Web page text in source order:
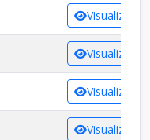
Visualizar
Visualizar
Visualizar
Visualizar